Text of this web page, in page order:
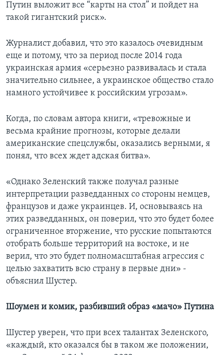
Путин выложит все “карты на стол” и пойдет на
такой гигантский риск».
Журналист добавил, что это казалось очевидным
еще и потому, что за период после 2014 года
украинская армия «серьезно развивалась и стала
значительно сильнее, а украинское общество стало
намного устойчивее к российским угрозам».
Когда, по словам автора книги, «тревожные и
весьма крайние прогнозы, которые делали
американские спецслужбы, оказались верными, я
понял, что всех ждет адская битва».
«Однако Зеленский также получал разные
интерпретации разведданных со стороны немцев,
французов и даже украинцев. И, основываясь на
этих разведданных, он поверил, что это будет более
ограниченное вторжение, что русские попытаются
отобрать больше территорий на востоке, и не
верил, что это будет полномасштабная агрессия с
целью захватить всю страну в первые дни» -
объяснил Шустер.
Шоумен и комик, разбивший образ «мачо» Путина
Шустер уверен, что при всех талантах Зеленского,
«каждый, кто оказался бы в таком же положении,